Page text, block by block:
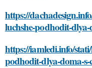
https://
luchshe-podhodit-
https://iamledi.info/
podhodit-dlya-doma-